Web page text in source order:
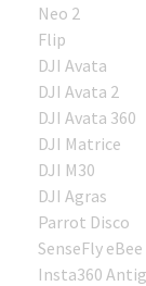
Neo 2
Flip
DJI Avata
DJI Avata 2
DJI Avata 360
DJI Matrice
DJI M30
DJI Agras
Parrot Disco
SenseFly eBee
Insta360